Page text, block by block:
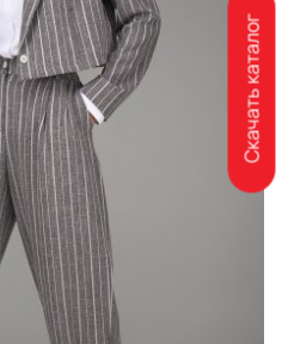
Скачать каталог